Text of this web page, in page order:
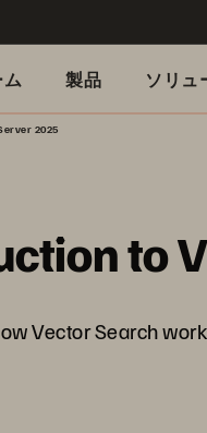
ム 製品 ソリュ
2025
to
Vector Search